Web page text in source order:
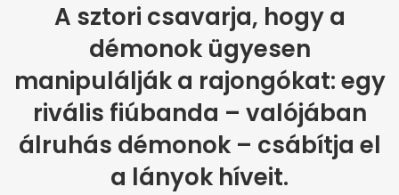
A sztori csavarja, hogy a
démonok ügyesen
manipulálják a rajongókat: egy
rivális fiúbanda – valójában
álruhás démonok – csábítja el
a lányok híveit.